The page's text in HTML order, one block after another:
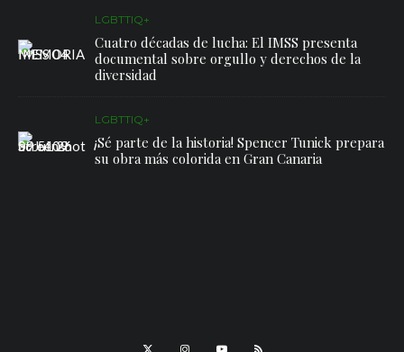
LGBTTIQ+
Cuatro décadas de lucha: El IMSS presenta
documental sobre orgullo y derechos de la
diversidad
LGBTTIQ+
¡Sé parte de la historia! Spencer Tunick prepara
su obra más colorida en Gran Canaria